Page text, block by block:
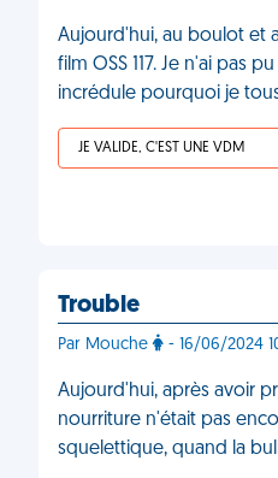
Aujourd'hui, au boulot et
film OSS 117. Je n'ai pas
incrédule pourquoi je
JE VALIDE, C'EST UNE VDM
Trouble
Par Mouche - 16/06/2024
Aujourd'hui, après avoir
nourriture n'était pas
squelettique, quand la